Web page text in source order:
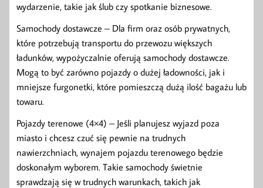
wydarzenie, takie jak ślub czy spotkanie biznesowe.
Samochody dostawcze – Dla firm oraz osób prywatnych,
które potrzebują transportu do przewozu większych
ładunków, wypożyczalnie oferują samochody dostawcze.
Mogą to być zarówno pojazdy o dużej ładowności, jak i
mniejsze furgonetki, które pomieszczą dużą ilość bagażu lub
towaru.
Pojazdy terenowe (4×4) – Jeśli planujesz wyjazd poza
miasto i chcesz czuć się pewnie na trudnych
nawierzchniach, wynajem pojazdu terenowego będzie
doskonałym wyborem. Takie samochody świetnie
sprawdzają się w trudnych warunkach, takich jak